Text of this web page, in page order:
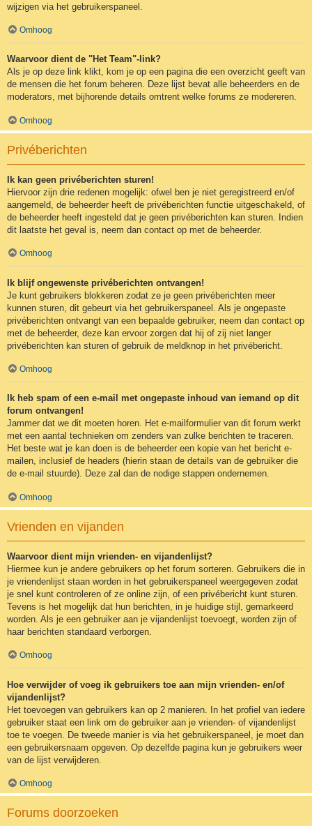
wijzigen via het gebruikerspaneel.
Omhoog
Waarvoor dient de "Het Team"-link?
Als je op deze link klikt, kom je op een pagina die een overzicht geeft van
de mensen die het forum beheren. Deze lijst bevat alle beheerders en de
moderators, met bijhorende details omtrent welke forums ze modereren.
Omhoog
Privéberichten
Ik kan geen privéberichten sturen!
Hiervoor zijn drie redenen mogelijk: ofwel ben je niet geregistreerd en/of
aangemeld, de beheerder heeft de privéberichten functie uitgeschakeld, of
de beheerder heeft ingesteld dat je geen privéberichten kan sturen. Indien
dit laatste het geval is, neem dan contact op met de beheerder.
Omhoog
Ik blijf ongewenste privéberichten ontvangen!
Je kunt gebruikers blokkeren zodat ze je geen privéberichten meer
kunnen sturen, dit gebeurt via het gebruikerspaneel. Als je ongepaste
privéberichten ontvangt van een bepaalde gebruiker, neem dan contact op
met de beheerder, deze kan ervoor zorgen dat hij of zij niet langer
privéberichten kan sturen of gebruik de meldknop in het privébericht.
Omhoog
Ik heb spam of een e-mail met ongepaste inhoud van iemand op dit
forum ontvangen!
Jammer dat we dit moeten horen. Het e-mailformulier van dit forum werkt
met een aantal technieken om zenders van zulke berichten te traceren.
Het beste wat je kan doen is de beheerder een kopie van het bericht e-
mailen, inclusief de headers (hierin staan de details van de gebruiker die
de e-mail stuurde). Deze zal dan de nodige stappen ondernemen.
Omhoog
Vrienden en vijanden
Waarvoor dient mijn vrienden- en vijandenlijst?
Hiermee kun je andere gebruikers op het forum sorteren. Gebruikers die in
je vriendenlijst staan worden in het gebruikerspaneel weergegeven zodat
je snel kunt controleren of ze online zijn, of een privébericht kunt sturen.
Tevens is het mogelijk dat hun berichten, in je huidige stijl, gemarkeerd
worden. Als je een gebruiker aan je vijandenlijst toevoegt, worden zijn of
haar berichten standaard verborgen.
Omhoog
Hoe verwijder of voeg ik gebruikers toe aan mijn vrienden- en/of
vijandenlijst?
Het toevoegen van gebruikers kan op 2 manieren. In het profiel van iedere
gebruiker staat een link om de gebruiker aan je vrienden- of vijandenlijst
toe te voegen. De tweede manier is via het gebruikerspaneel, je moet dan
een gebruikersnaam opgeven. Op dezelfde pagina kun je gebruikers weer
van de lijst verwijderen.
Omhoog
Forums doorzoeken